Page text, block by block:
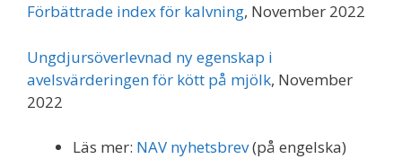
Förbättrade index för kalvning, November 2022
Ungdjursöverlevnad ny egenskap i
avelsvärderingen för kött på mjölk, November
2022
Läs mer: NAV nyhetsbrev(på engelska)